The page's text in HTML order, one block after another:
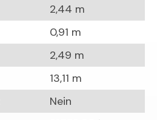
2,44 m
0,91 m
2,49 m
13,11 m
Nein